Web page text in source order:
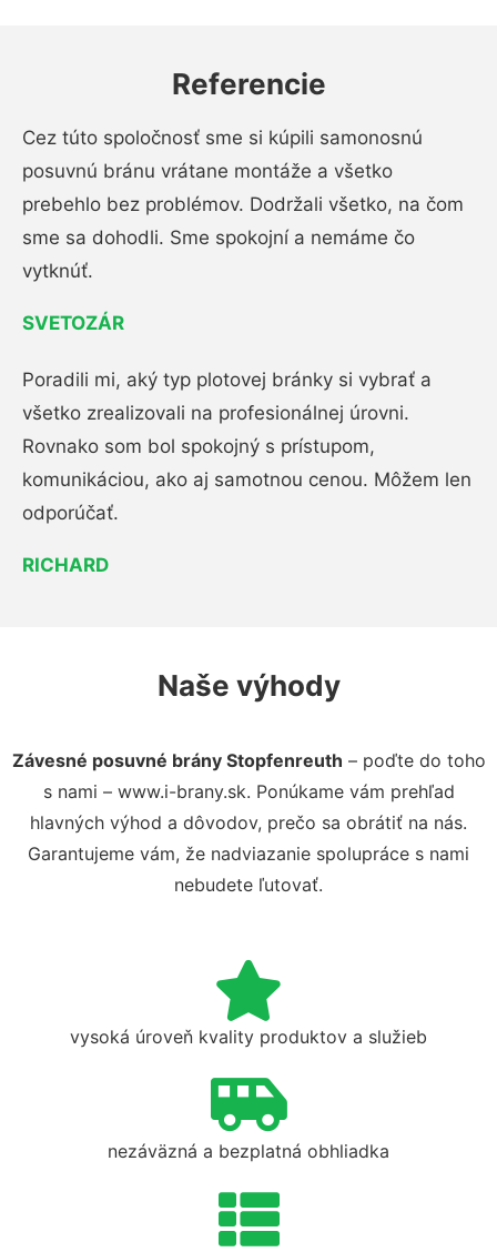
Referencie
Cez túto spoločnosť sme si kúpili samonosnú
posuvnú bránu vrátane montáže a všetko
prebehlo bez problémov. Dodržali všetko, na čom
sme sa dohodli. Sme spokojní a nemáme čo
vytknúť.
SVETOZÁR
Poradili mi, aký typ plotovej bránky si vybrať a
všetko zrealizovali na profesionálnej úrovni.
Rovnako som bol spokojný s prístupom,
komunikáciou, ako aj samotnou cenou. Môžem len
odporúčať.
RICHARD
Naše výhody
Závesné posuvné brány Stopfenreuth – poďte do toho
s nami – www.i-brany.sk. Ponúkame vám prehľad
hlavných výhod a dôvodov, prečo sa obrátiť na nás.
Garantujeme vám, že nadviazanie spolupráce s nami
nebudete ľutovať.
vysoká úroveň kvality produktov a služieb
nezáväzná a bezplatná obhliadka